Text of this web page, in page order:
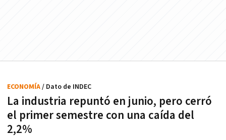
La industria repuntó en junio, pero cerró
el primer semestre con una caída del
2,2%
ECONOMÍA/ Dato de INDEC